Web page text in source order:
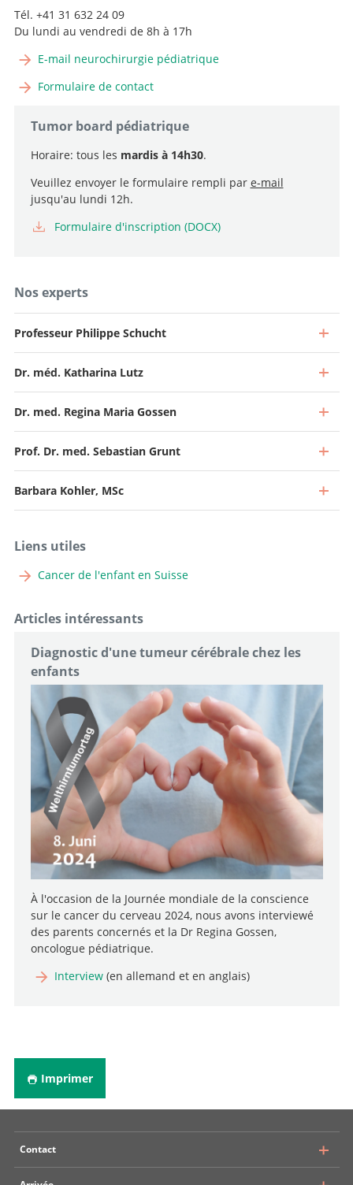
Tél. +41 31 632 24 09
Du lundi au vendredi de 8h à 17h
E-mail neurochirurgie pédiatrique
Formulaire de contact
Tumor board pédiatrique
Horaire: tous les mardis à 14h30.
Veuillez envoyer le formulaire rempli par e-mail
jusqu'au lundi 12h.
Formulaire d'inscription (DOCX)
Nos experts
Professeur Philippe Schucht
Médecin-chef adjoint, Chef de neuro-oncologie
Aller au profil
Dr. méd. Katharina Lutz
Cheffe de clinique, Chef de la neurochirurgie pédiatrique
Aller au profil
Dr. med. Regina Maria Gossen
Oberärztin
Aller au profil
Prof. Dr. med. Sebastian Grunt
Leitender Arzt, Leitung Frührehabilitation
Aller au profil
Barbara Kohler, MSc
Oberpsychologin, Stv. Leitung pädiatrische Frührehabiliation
Aller au profil
Liens utiles
Cancer de l'enfant en Suisse
Articles intéressants
Diagnostic d'une tumeur cérébrale chez les
enfants
À l'occasion de la Journée mondiale de la conscience
sur le cancer du cerveau 2024, nous avons interviewé
des parents concernés et la Dr Regina Gossen,
oncologue pédiatrique.
Interview(en allemand et en anglais)
Imprimer
Contact